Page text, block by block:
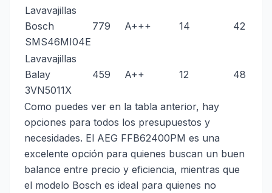
Lavavajillas
Bosch
SMS46MI04E
779 A+++ 14 42
Lavavajillas
Balay
3VN5011X
459 A++ 12 48
Como puedes ver en la tabla anterior, hay
opciones para todos los presupuestos y
necesidades. El AEG FFB62400PM es una
excelente opción para quienes buscan un buen
balance entre precio y eficiencia, mientras que
el modelo Bosch es ideal para quienes no